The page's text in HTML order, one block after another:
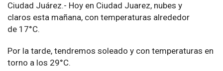
Ciudad Juárez.- Hoy en Ciudad Juarez, nubes y
claros esta mañana, con temperaturas alrededor
de 17°C.
Por la tarde, tendremos soleado y con temperaturas en
torno a los 29°C.